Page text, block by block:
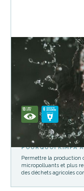
Climate Tech
Bygen
Technologie innovante
actif, outil indispensable
POURQUOI KIMPA
Permettre la production
micropolluants et plus
des déchets agricoles